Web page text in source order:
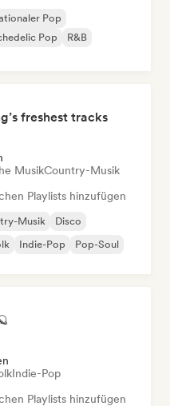
Pop
Pop
R&B
freshest tracks
MusikCountry-Musik
Playlists hinzufügen
Musik
Disco
Indie-Pop Pop-Soul
Indie-Pop
Playlists hinzufügen